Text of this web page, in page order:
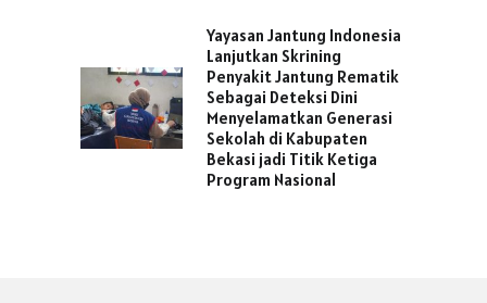
Yayasan Jantung Indonesia
Lanjutkan Skrining
Penyakit Jantung Rematik
Sebagai Deteksi Dini
Menyelamatkan Generasi
Sekolah di Kabupaten
Bekasi jadi Titik Ketiga
Program Nasional